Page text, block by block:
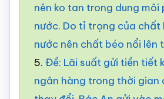
nên ko tan trong dung môi
nước. Do tỉ trọng của chất
nước nên chất béo nổi lên
5. Đề: Lãi suất gửi tiền tiết
ngân hàng trong thời gian